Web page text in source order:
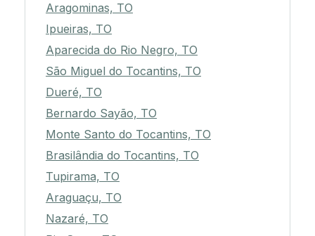
Aragominas, TO
Ipueiras, TO
Aparecida do Rio Negro, TO
São Miguel do Tocantins, TO
Dueré, TO
Bernardo Sayão, TO
Monte Santo do Tocantins, TO
Brasilândia do Tocantins, TO
Tupirama, TO
Araguaçu, TO
Nazaré, TO